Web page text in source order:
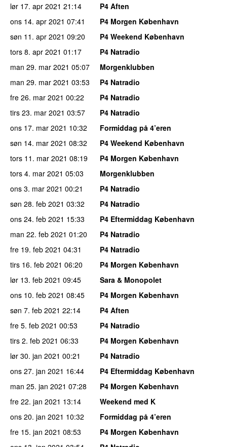
lør 17. apr 2021 21:14
P4 Aften
ons 14. apr 2021 07:41
P4 Morgen København
søn 11. apr 2021 09:20
P4 Weekend København
tors 8. apr 2021 01:17
P4 Natradio
man 29. mar 2021 05:07
Morgenklubben
man 29. mar 2021 03:53
P4 Natradio
fre 26. mar 2021 00:22
P4 Natradio
tirs 23. mar 2021 03:57
P4 Natradio
ons 17. mar 2021 10:32
Formiddag på 4’eren
søn 14. mar 2021 08:32
P4 Weekend København
tors 11. mar 2021 08:19
P4 Morgen København
tors 4. mar 2021 05:03
Morgenklubben
ons 3. mar 2021 00:21
P4 Natradio
søn 28. feb 2021 03:32
P4 Natradio
ons 24. feb 2021 15:33
P4 Eftermiddag København
man 22. feb 2021 01:20
P4 Natradio
fre 19. feb 2021 04:31
P4 Natradio
tirs 16. feb 2021 06:20
P4 Morgen København
lør 13. feb 2021 09:45
Sara & Monopolet
ons 10. feb 2021 08:45
P4 Morgen København
søn 7. feb 2021 22:14
P4 Aften
fre 5. feb 2021 00:53
P4 Natradio
tirs 2. feb 2021 06:33
P4 Morgen København
lør 30. jan 2021 00:21
P4 Natradio
ons 27. jan 2021 16:44
P4 Eftermiddag København
man 25. jan 2021 07:28
P4 Morgen København
fre 22. jan 2021 13:14
Weekend med K
ons 20. jan 2021 10:32
Formiddag på 4’eren
fre 15. jan 2021 08:53
P4 Morgen København